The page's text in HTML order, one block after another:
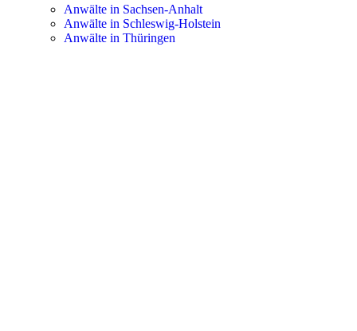
Anwälte in Sachsen-Anhalt
Anwälte in Schleswig-Holstein
Anwälte in Thüringen